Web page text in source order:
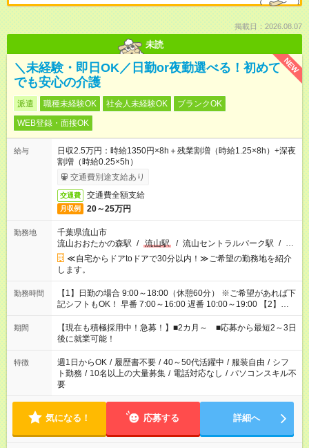
掲載日：2026.08.07
未読
NEW
＼未経験・即日OK／日勤or夜勤選べる！初めて
でも安心の介護
派遣 職種未経験OK 社会人未経験OK
ブランクOK
WEB登録・面接OK
給与
日収2.5万円：時給1350円×8h＋残業割増（時給1.25×8h）+深夜
割増（時給0.25×5h）
交通費別途支給あり
交通費 交通費全額支給
月収例 20～25万円
勤務地
千葉県流山市
流山おおたかの森駅 / 流山駅 / 流山セントラルパーク駅 / …
≪自宅からドアtoドアで30分以内！≫ご希望の勤務地を紹介
します。
勤務時間
【1】日勤の場合 9:00～18:00（休憩60分） ※ご希望があれば下
記シフトもOK！ 早番 7:00～16:00 遅番 10:00～19:00 【2】夜
勤の場合 16:30～翌9:30 16:30～翌10:30など ※Wワーク希望の
方へ 今ご覧のお仕事で希望する勤務時間と、もう1つのお仕事の
勤務時間。 合計で週40時間を超える場合は応募できません。
期間
【現在も積極採用中！急募！】■2カ月～ ■応募から最短2～3日
後に就業可能！
特徴 週1日からOK / 履歴書不要 / 40～50代活躍中 / 服装自由 / シフ
ト勤務 / 10名以上の大量募集 / 電話対応なし / パソコンスキル不
要
気になる！ 応募する 詳細へ